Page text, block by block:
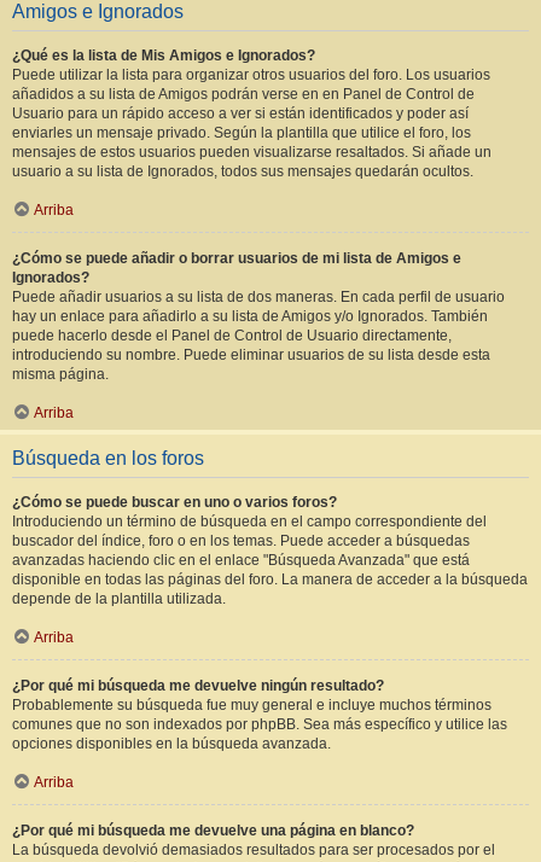
Amigos e Ignorados
¿Qué es la lista de Mis Amigos e Ignorados?
Puede utilizar la lista para organizar otros usuarios del foro. Los usuarios
añadidos a su lista de Amigos podrán verse en en Panel de Control de
Usuario para un rápido acceso a ver si están identificados y poder así
enviarles un mensaje privado. Según la plantilla que utilice el foro, los
mensajes de estos usuarios pueden visualizarse resaltados. Si añade un
usuario a su lista de Ignorados, todos sus mensajes quedarán ocultos.
Arriba
¿Cómo se puede añadir o borrar usuarios de mi lista de Amigos e
Ignorados?
Puede añadir usuarios a su lista de dos maneras. En cada perfil de usuario
hay un enlace para añadirlo a su lista de Amigos y/o Ignorados. También
puede hacerlo desde el Panel de Control de Usuario directamente,
introduciendo su nombre. Puede eliminar usuarios de su lista desde esta
misma página.
Arriba
Búsqueda en los foros
¿Cómo se puede buscar en uno o varios foros?
Introduciendo un término de búsqueda en el campo correspondiente del
buscador del índice, foro o en los temas. Puede acceder a búsquedas
avanzadas haciendo clic en el enlace "Búsqueda Avanzada" que está
disponible en todas las páginas del foro. La manera de acceder a la búsqueda
depende de la plantilla utilizada.
Arriba
¿Por qué mi búsqueda me devuelve ningún resultado?
Probablemente su búsqueda fue muy general e incluye muchos términos
comunes que no son indexados por phpBB. Sea más específico y utilice las
opciones disponibles en la búsqueda avanzada.
Arriba
¿Por qué mi búsqueda me devuelve una página en blanco?
La búsqueda devolvió demasiados resultados para ser procesados por el